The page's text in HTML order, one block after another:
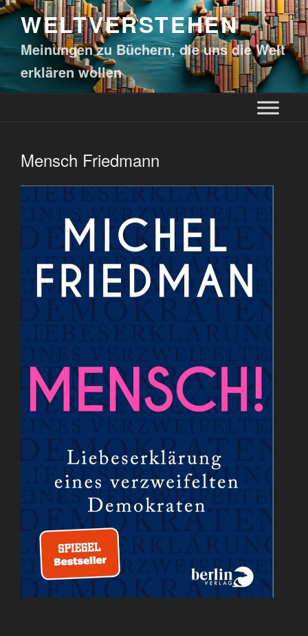
WELTVERSTEHEN
Meinungen zu Büchern, die uns die Welt
erklären wollen
Mensch Friedmann